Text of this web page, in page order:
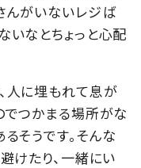
んがいないレジば
いなとちょっと心配
人に埋もれて息が
でつかまる場所がな
そうです。そんな
けたり、一緒にい